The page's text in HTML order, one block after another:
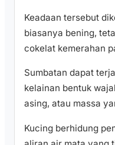
Keadaan tersebut
biasanya bening,
cokelat kemerahan
Sumbatan dapat
kelainan bentuk
asing, atau massa
Kucing berhidung